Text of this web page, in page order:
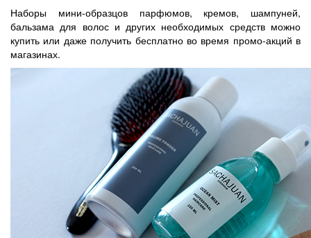
Наборы мини-образцов парфюмов, кремов, шампуней,
бальзама для волос и других необходимых средств можно
купить или даже получить бесплатно во время промо-акций в
магазинах.